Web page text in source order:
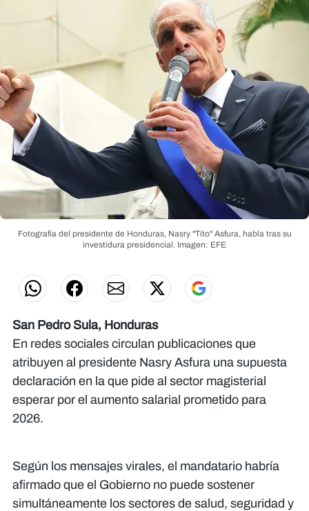
Fotografía del presidente de Honduras, Nasry "Tito" Asfura, habla tras su
investidura presidencial. Imagen: EFE
San Pedro Sula, Honduras
En redes sociales circulan publicaciones que
atribuyen al presidente Nasry Asfura una supuesta
declaración en la que pide al sector magisterial
esperar por el aumento salarial prometido para
2026.
Según los mensajes virales, el mandatario habría
afirmado que el Gobierno no puede sostener
simultáneamente los sectores de salud, seguridad y